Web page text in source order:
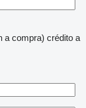
a compra) crédito a